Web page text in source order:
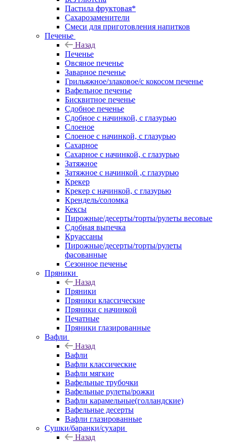
Пастила фруктовая*
Сахарозаменители
Смеси для приготовления напитков
Печенье
Назад
Печенье
Овсяное печенье
Заварное печенье
Грильяжное/злаковое/с кокосом печенье
Вафельное печенье
Бисквитное печенье
Сдобное печенье
Сдобное с начинкой, с глазурью
Слоеное
Слоеное с начинкой, с глазурью
Сахарное
Сахарное с начинкой, с глазурью
Затяжное
Затяжное с начинкой ,с глазурью
Крекер
Крекер с начинкой, с глазурью
Крендель/соломка
Кексы
Пирожные/десерты/торты/рулеты весовые
Сдобная выпечка
Круассаны
Пирожные/десерты/торты/рулеты
фасованные
Сезонное печенье
Пряники
Назад
Пряники
Пряники классические
Пряники с начинкой
Печатные
Пряники глазированные
Вафли
Назад
Вафли
Вафли классические
Вафли мягкие
Вафельные трубочки
Вафельные рулеты/рожки
Вафли карамельные(голландские)
Вафельные десерты
Вафли глазированные
Сушки/баранки/сухари
Назад